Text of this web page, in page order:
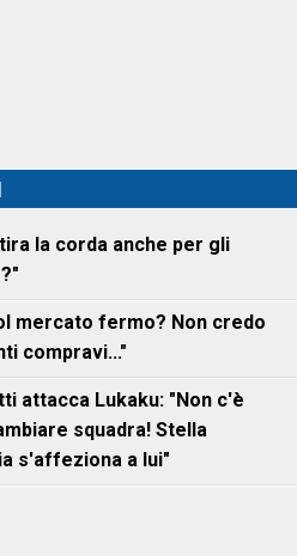
la corda anche per gli
mercato fermo? Non credo
compravi..."
attacca Lukaku: "Non c'è
squadra! Stella
s'affeziona a lui"